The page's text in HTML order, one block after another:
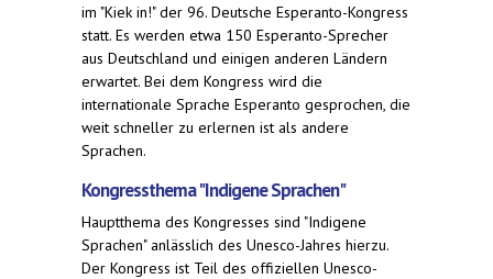
im "Kiek in!" der 96. Deutsche Esperanto-Kongress
statt. Es werden etwa 150 Esperanto-Sprecher
aus Deutschland und einigen anderen Ländern
erwartet. Bei dem Kongress wird die
internationale Sprache Esperanto gesprochen, die
weit schneller zu erlernen ist als andere
Sprachen.
Kongressthema "Indigene Sprachen"
Hauptthema des Kongresses sind "Indigene
Sprachen" anlässlich des Unesco-Jahres hierzu.
Der Kongress ist Teil des offiziellen Unesco-